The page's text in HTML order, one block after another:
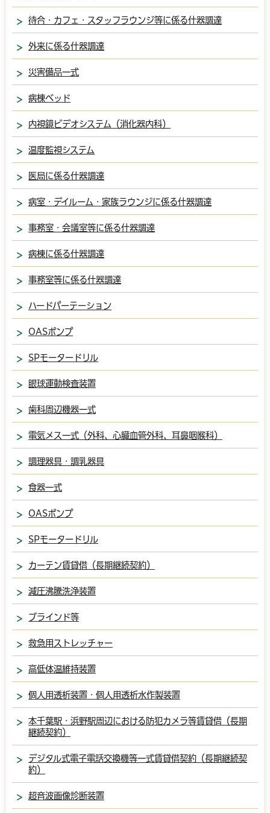
待合・カフェ・スタッフラウンジ等に係る什器調達
外来に係る什器調達
災害備品一式
病棟ベッド
内視鏡ビデオシステム（消化器内科）
温度監視システム
医局に係る什器調達
病室・デイルーム・家族ラウンジに係る什器調達
事務室・会議室等に係る什器調達
病棟に係る什器調達
事務室等に係る什器調達
ハードパーテーション
OASポンプ
SPモータードリル
眼球運動検査装置
歯科周辺機器一式
電気メス一式（外科、心臓血管外科、耳鼻咽喉科）
調理器具・調乳器具
食器一式
OASポンプ
SPモータードリル
カーテン賃貸借（長期継続契約）
減圧沸騰洗浄装置
ブラインド等
救急用ストレッチャー
高低体温維持装置
個人用透析装置・個人用透析水作製装置
本千葉駅・浜野駅周辺における防犯カメラ等賃貸借（長期
継続契約）
デジタル式電子電話交換機等一式賃貸借契約（長期継続契
約）
超音波画像診断装置